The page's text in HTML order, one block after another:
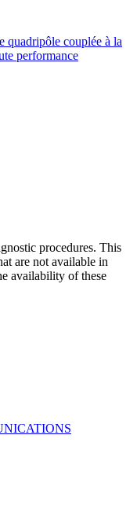
quadripôle couplée à la
performance
procedures. This
are not available in
availability of these